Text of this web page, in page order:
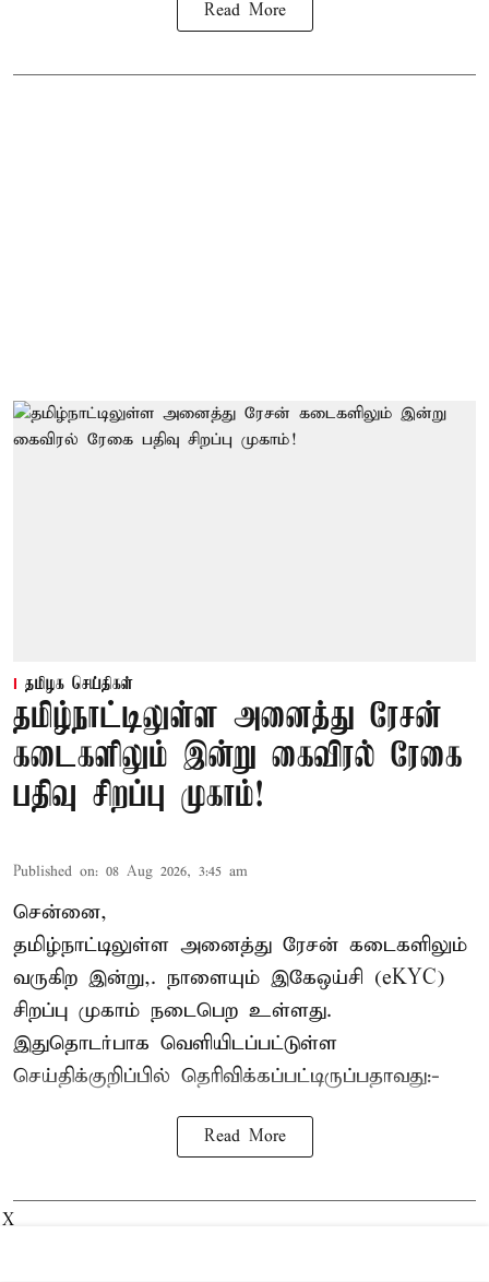
Read More
தமிழக செய்திகள்
தமிழ்நாட்டிலுள்ள அனைத்து ரேசன்
கடைகளிலும் இன்று கைவிரல் ரேகை
பதிவு சிறப்பு முகாம்!
Published on: 08 Aug 2026, 3:45 am
சென்னை,
தமிழ்நாட்டிலுள்ள அனைத்து ரேசன் கடைகளிலும்
வருகிற இன்று,. நாளையும் இகேஒய்சி (eKYC)
சிறப்பு முகாம் நடைபெற உள்ளது.
இதுதொடர்பாக வெளியிடப்பட்டுள்ள
செய்திக்குறிப்பில் தெரிவிக்கப்பட்டிருப்பதாவது:-
Read More
X